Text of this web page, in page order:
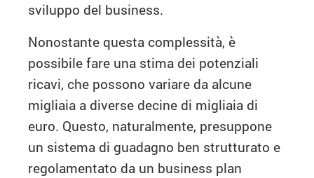
sviluppo del business.
Nonostante questa complessità, è
possibile fare una stima dei potenziali
ricavi, che possono variare da alcune
migliaia a diverse decine di migliaia di
euro. Questo, naturalmente, presuppone
un sistema di guadagno ben strutturato e
regolamentato da un business plan